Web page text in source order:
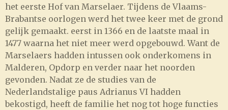
het eerste Hof van Marselaer. Tijdens de Vlaams-
Brabantse oorlogen werd het twee keer met de grond
gelijk gemaakt. eerst in 1366 en de laatste maal in
1477 waarna het niet meer werd opgebouwd. Want de
Marselaers hadden intussen ook onderkomens in
Malderen, Opdorp en verder naar het noorden
gevonden. Nadat ze de studies van de
Nederlandstalige paus Adrianus VI hadden
bekostigd, heeft de familie het nog tot hoge functies